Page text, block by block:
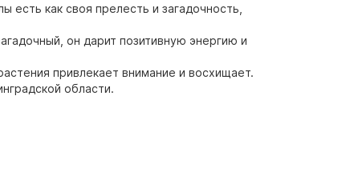
есть как своя прелесть и загадочность,
он дарит позитивную энергию и
привлекает внимание и восхищает.
области.